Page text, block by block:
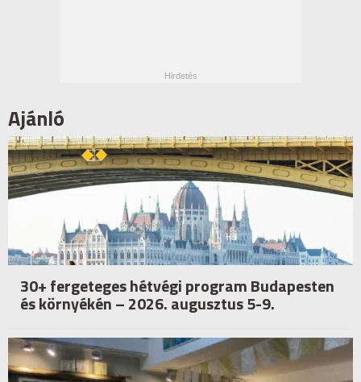
Ajánló
30+ fergeteges hétvégi program Budapesten
és környékén – 2026. augusztus 5-9.